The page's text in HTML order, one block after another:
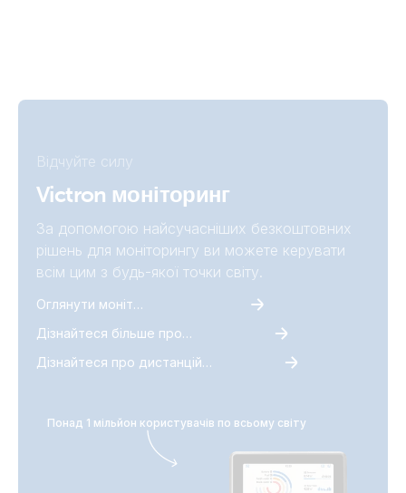
Відчуйте силу
Victron моніторинг
За допомогою найсучасніших безкоштовних
рішень для моніторингу ви можете керувати
всім цим з будь-якої точки світу.
Оглянути моніторинг
Дізнайтеся більше про VictronConnect
Дізнайтеся про дистанційний моніторинг Victron
Понад 1 мільйон користувачів по всьому світу